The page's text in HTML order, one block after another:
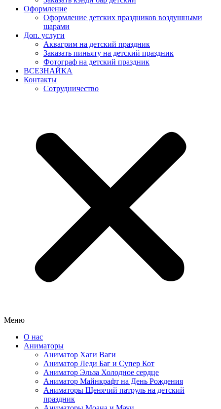
Оформление
Оформление детских праздников воздушными
шарами
Доп. услуги
Аквагрим на детский праздник
Заказать пиньяту на детский праздник
Фотограф на детский праздник
ВСЕЗНАЙКА
Контакты
Сотрудничество
Меню
О нас
Аниматоры
Аниматор Хаги Ваги
Аниматор Леди Баг и Супер Кот
Аниматор Эльза Холодное сердце
Аниматор Майнкрафт на День Рождения
Аниматоры Щенячий патруль на детский
праздник